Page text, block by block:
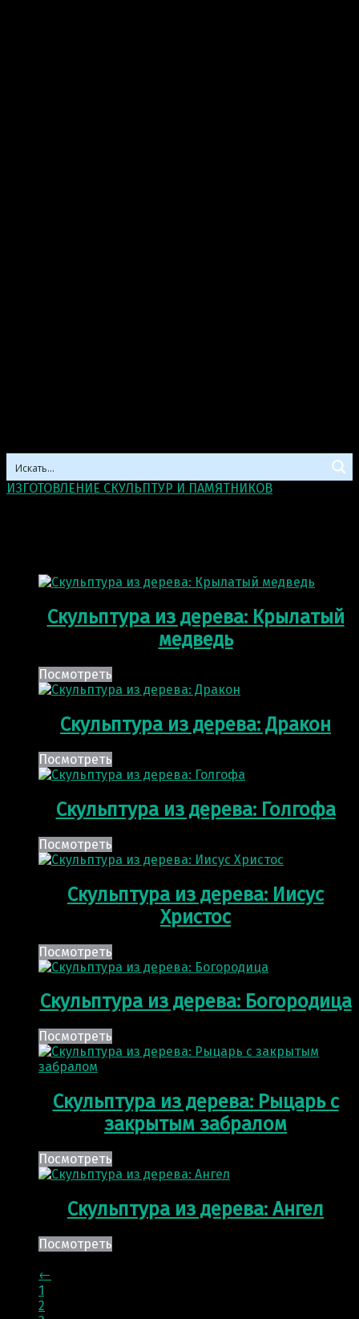
ИЗГОТОВЛЕНИЕ СКУЛЬПТУР И ПАМЯТНИКОВ
Скульптура из дерева: Крылатый
медведь
Посмотреть
Скульптура из дерева: Дракон
Посмотреть
Скульптура из дерева: Голгофа
Посмотреть
Скульптура из дерева: Иисус
Христос
Посмотреть
Скульптура из дерева: Богородица
Посмотреть
Скульптура из дерева: Рыцарь с
закрытым забралом
Посмотреть
Скульптура из дерева: Ангел
Посмотреть
←
1
2